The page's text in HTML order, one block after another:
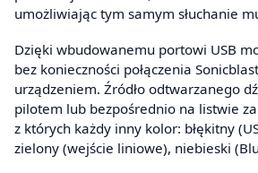
umożliwiając tym samym słuchanie
Dzięki wbudowanemu portowi USB
bez konieczności połączenia
urządzeniem. Źródło odtwarzanego
pilotem lub bezpośrednio na listwie
z których każdy inny kolor: błękitny
zielony (wejście liniowe), niebieski